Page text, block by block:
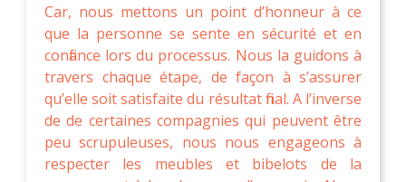
Car, nous mettons un point d’honneur à ce
que la personne se sente en sécurité et en
confiance lors du processus. Nous la guidons à
travers chaque étape, de façon à s’assurer
qu’elle soit satisfaite du résultat final. A l’inverse
de de certaines compagnies qui peuvent être
peu scrupuleuses, nous nous engageons à
respecter les meubles et bibelots de la